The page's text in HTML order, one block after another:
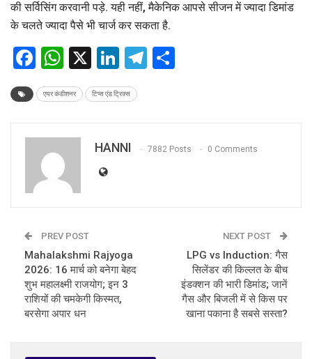
की सर्विसिंग करवानी पड़े. यही नहीं, मैकेनिक आपसे सीजन में ज्यादा डिमांड
के चलते ज्यादा पैसे भी चार्ज कर सकता है.
Facebook
WhatsApp
X LinkedIn
Telegram
एयर कंडीशनर टिप्स एंड ट्रिक्स
HANNI 7882 Posts 0 Comments
PREV POST
Mahalakshmi Rajyoga
2026: 16 मार्च को बनेगा बेहद
शुभ महालक्ष्मी राजयोग; इन 3
राशियों की चमकेगी किस्मत,
बरसेगा अपार धन
NEXT POST
LPG vs Induction: गैस
सिलेंडर की किल्लत के बीच
इंडक्शन की भारी डिमांड; जानें
गैस और बिजली में से किस पर
खाना पकाना है सबसे सस्ता?